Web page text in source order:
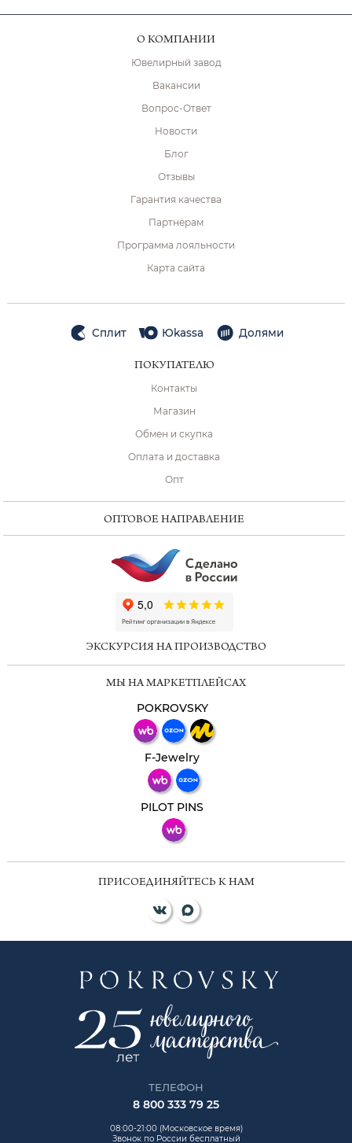
О КОМПАНИИ
Ювелирный завод
Вакансии
Вопрос-Ответ
Новости
Блог
Отзывы
Гарантия качества
Партнёрам
Программа лояльности
Карта сайта
Сплит Юkassa Долями
ПОКУПАТЕЛЮ
Контакты
Магазин
Обмен и скупка
Оплата и доставка
Опт
ОПТОВОЕ НАПРАВЛЕНИЕ
ЭКСКУРСИЯ НА ПРОИЗВОДСТВО
МЫ НА МАРКЕТПЛЕЙСАХ
POKROVSKY
F-Jewelry
PILOT PINS
ПРИСОЕДИНЯЙТЕСЬ К НАМ
ТЕЛЕФОН
8 800 333 79 25
08:00-21:00 (Московское время)
Звонок по России бесплатный